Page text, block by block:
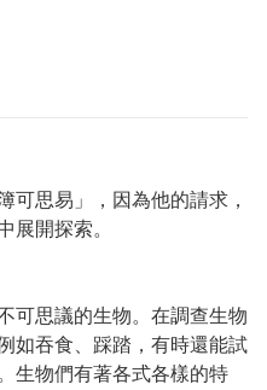
可思易」，因為他的請求，
展開探索。
可思議的生物。在調查生物
如吞食、踩踏，有時還能試
物們有著各式各樣的特